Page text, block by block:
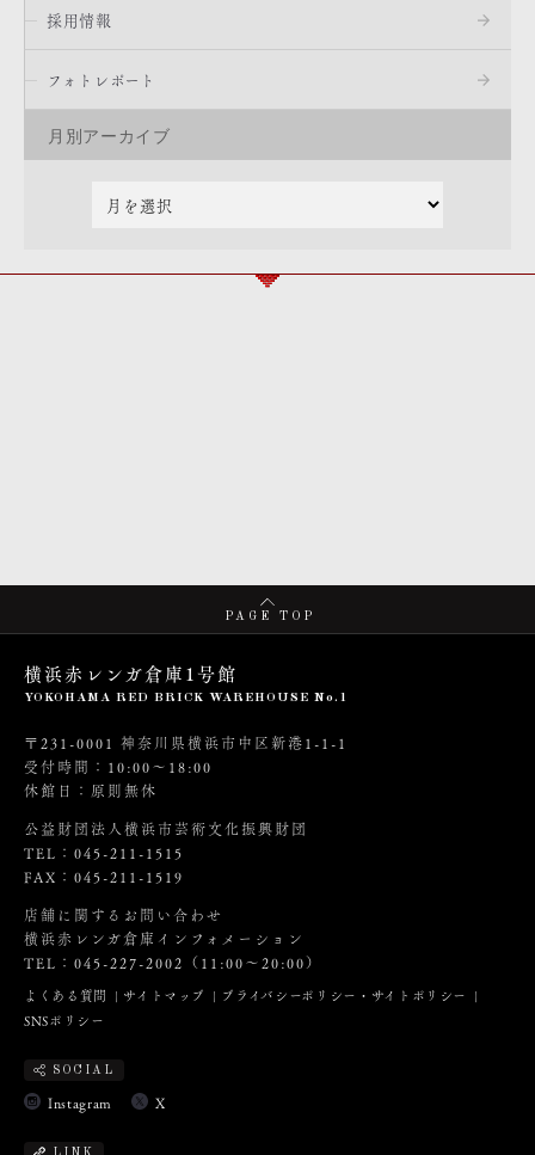
採用情報
フォトレポート
月別アーカイブ
PAGE TOP
横浜赤レンガ倉庫1号館
YOKOHAMA RED BRICK WAREHOUSE No.1
〒231-0001 神奈川県横浜市中区新港1-1-1
受付時間：10:00～18:00
休館日：原則無休
公益財団法人横浜市芸術文化振興財団
TEL：045-211-1515
FAX：045-211-1519
店舗に関するお問い合わせ
横浜赤レンガ倉庫インフォメーション
TEL：045-227-2002（11:00～20:00）
よくある質問 サイトマップ
プライバシーポリシー・サイトポリシー
SNSポリシー
SOCIAL
Instagram X